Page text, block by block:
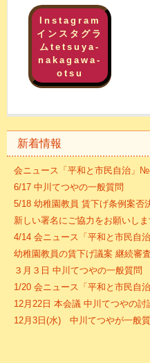
Instagram
インスタグラ
ムtetsuya-
nakagawa-
otsu
新着情報
会ニュース「平和と市民自治」
6/17 中川てつやの一般質問
5/18 幼稚園教員 賃下げ条例案否
新しい署名にご協力をお願いしま
4/14 会ニュース「平和と市民自
幼稚園教員の賃下げ議案 継続審
３月３日 中川てつやの一般質問
1/20 会ニュース「平和と市民自
12月22日 本会議 中川てつやの討
12月3日(水) 中川てつやが一般